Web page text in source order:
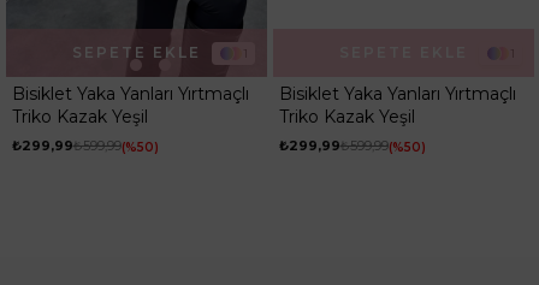
Bisiklet Yaka Yanları Yırtmaçlı
Triko Kazak Yeşil
₺299,99₺599,99 %50
SEPETE EKLE
Bisiklet Yaka Yanları Yırtmaçlı
Triko Kazak Yeşil
₺299,99₺599,99 %50